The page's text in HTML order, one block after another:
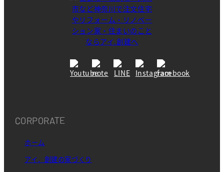
CORPORATE
ホーム
アイ．創建の家づくり